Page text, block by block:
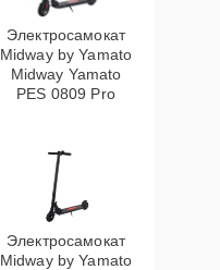
Электросамокат
Midway by Yamato
Midway Yamato
PES 0809 Pro
Электросамокат
Midway by Yamato